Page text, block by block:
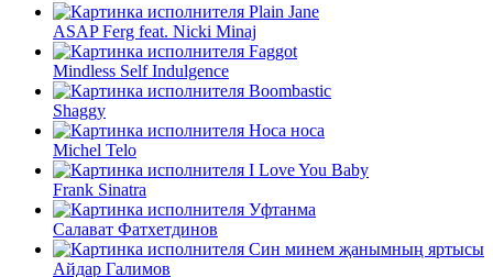
Plain Jane
ASAP Ferg feat. Nicki Minaj
Faggot
Mindless Self Indulgence
Boombastic
Shaggy
Носа носа
Michel Telo
I Love You Baby
Frank Sinatra
Уфтанма
Салават Фатхетдинов
Син минем җанымның яртысы
Айдар Галимов